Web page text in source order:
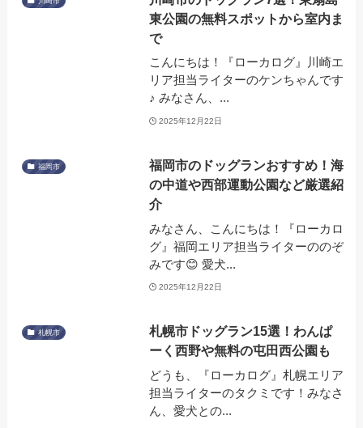
東公園の無料スポットから室内ま
で
こんにちは！『ローカログ』川崎エ
リア担当ライターのケンちゃんです
♪ みなさん、...
2025年12月22日
福岡市
福岡市のドッグランおすすめ！海
の中道や西部運動公園など厳選紹
介
みなさん、こんにちは！『ローカロ
グ』福岡エリア担当ライターののぞ
みです😊 愛犬...
2025年12月22日
札幌市
札幌市ドッグラン15選！わんぱ
ーく西野や無料の屯田西公園も
どうも、『ローカログ』札幌エリア
担当ライターのタクミです！みなさ
ん、愛犬との...